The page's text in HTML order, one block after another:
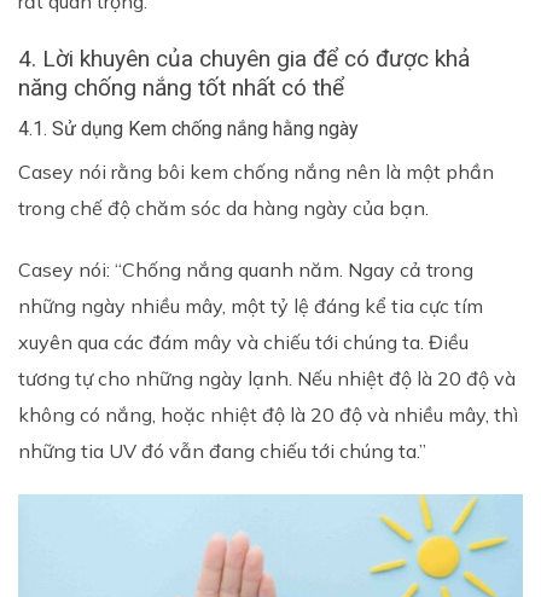
4. Lời khuyên của chuyên gia để có được khả
năng chống nắng tốt nhất có thể
4.1. Sử dụng Kem chống nắng hằng ngày
Casey nói rằng bôi kem chống nắng nên là một phần
trong chế độ chăm sóc da hàng ngày của bạn.
Casey nói: “Chống nắng quanh năm. Ngay cả trong
những ngày nhiều mây, một tỷ lệ đáng kể tia cực tím
xuyên qua các đám mây và chiếu tới chúng ta. Điều
tương tự cho những ngày lạnh. Nếu nhiệt độ là 20 độ và
không có nắng, hoặc nhiệt độ là 20 độ và nhiều mây, thì
những tia UV đó vẫn đang chiếu tới chúng ta.”